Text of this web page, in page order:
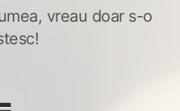
vreau doar s-o